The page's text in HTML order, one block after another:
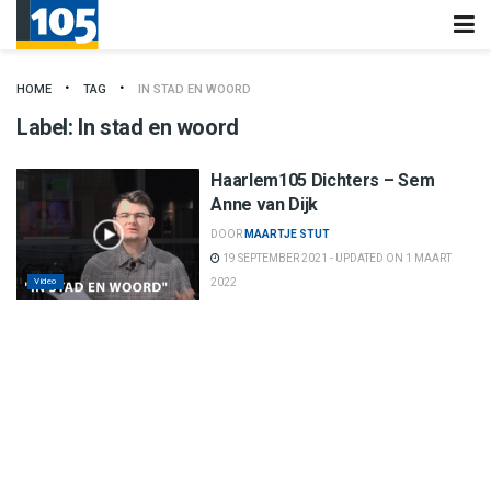
HOME TAG IN STAD EN WOORD
Label: In stad en woord
Video
Haarlem105 Dichters – Sem
Anne van Dijk
DOOR MAARTJE STUT
19 SEPTEMBER 2021 - UPDATED ON 1 MAART
2022